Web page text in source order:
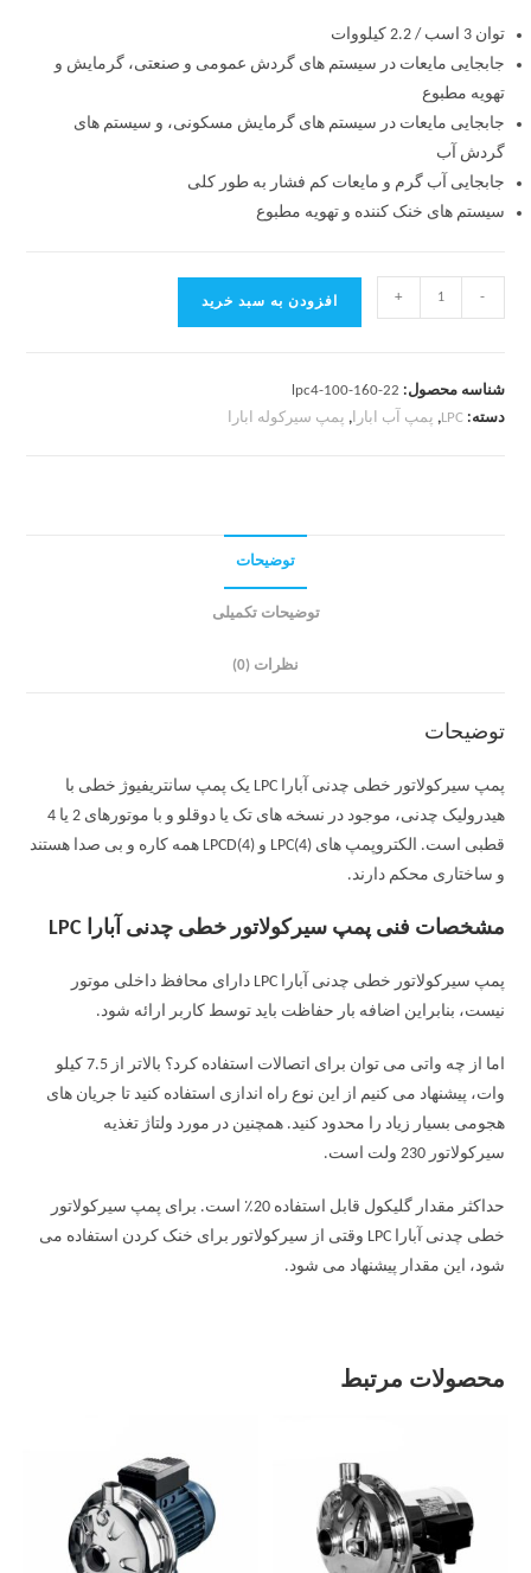
توان 3 اسب / 2.2 کیلووات
جابجایی مایعات در سیستم های گردش عمومی و صنعتی، گرمایش و
تهویه مطبوع
جابجایی مایعات در سیستم های گرمایش مسکونی، و سیستم های
گردش آب
جابجایی آب گرم و مایعات کم فشار به طور کلی
سیستم های خنک کننده و تهویه مطبوع
-
+ افزودن به سبد خرید
شناسه محصول: lpc4-100-160-22
دسته: LPC
, پمپ آب ابارا, پمپ سیرکوله ابارا
توضیحات
توضیحات تکمیلی
نظرات (0)
توضیحات
پمپ سیرکولاتور خطی چدنی آبارا LPC یک پمپ سانتریفیوژ خطی با
هیدرولیک چدنی، موجود در نسخه های تک یا دوقلو و با موتورهای 2 یا 4
قطبی است. الکتروپمپ های LPC(4) و LPCD(4) همه کاره و بی صدا هستند
و ساختاری محکم دارند.
مشخصات فنی پمپ سیرکولاتور خطی چدنی آبارا LPC
پمپ سیرکولاتور خطی چدنی آبارا LPC دارای محافظ داخلی موتور
نیست، بنابراین اضافه بار حفاظت باید توسط کاربر ارائه شود.
اما از چه واتی می توان برای اتصالات استفاده کرد؟ بالاتر از 7.5 کیلو
وات، پیشنهاد می کنیم از این نوع راه اندازی استفاده کنید تا جریان های
هجومی بسیار زیاد را محدود کنید. همچنین در مورد ولتاژ تغذیه
سیرکولاتور 230 ولت است.
حداکثر مقدار گلیکول قابل استفاده 20٪ است. برای پمپ سیرکولاتور
خطی چدنی آبارا LPC وقتی از سیرکولاتور برای خنک کردن استفاده می
شود، این مقدار پیشنهاد می شود.
محصولات مرتبط